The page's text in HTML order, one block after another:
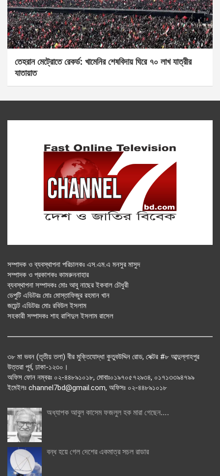
তেহরান মেট্রোতে রেকর্ড: খামেনির শেষবিদায় ঘিরে ৭০ লাখ যাত্রীর
যাতায়াত
সম্পাদক ও ব্যবস্থাপনা পরিচালকঃ এস.এম.এ মনসুর মাসুদ
সম্পাদক ও প্রকাশকঃ কামরুননাহার
ব্যবস্থাপনা সম্পাদকঃ মোঃ আবু নাছের ইকবাল চৌধুরী
ডেপুটি এডিটরঃ মোঃ মোস্তাফিজুর রহমান খান
জয়েন্ট এডিটরঃ মোঃ রবিউল ইসলাম
সহকারী সম্পাদকঃ শাহ রাশিদুল ইসলাম রাসেল
৩৮ মা ভবন (তৃতীয় তলা) বীর মুক্তিযোদ্ধা কুতুবউদ্দিন রোড, সেক্টর #৮ আব্দুল্লাহপুর
উত্তরা পূর্ব, ঢাকা-১২৩০।
অফিস ফোন নম্বরঃ ০২-৪৪৮৯১০১৮, মোবাঃ০১৯৭০৫৭২৯৩৪, ০১৭১৩৩৯৪৭৯৯
ইমেইলঃ channel7bd@gmail.com, অফিসঃ ০২-৪৪৮৯১০১৮
অধ্যাপক আবুল কাসেম ফজলুল হক মারা গেছেন….
বন্ধ হয়ে গেল দেশের একমাত্র সচল রাডার